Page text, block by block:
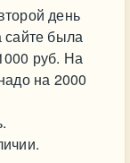
день
сайте была
руб. На
на 2000